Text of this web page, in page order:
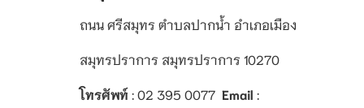
ถนน ศรีสมุทร ตำบลปากน้ำ อำเภอเมือง
สมุทรปราการ สมุทรปราการ 10270
โทรศัพท์:02 395 0077 Email :